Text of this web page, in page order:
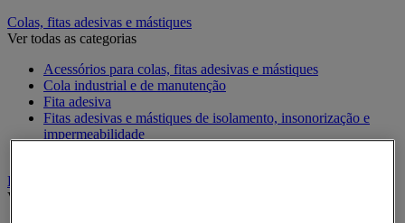
Colas, fitas adesivas e mástiques
Ver todas as categorias
Acessórios para colas, fitas adesivas e mástiques
Cola industrial e de manutenção
Fita adesiva
Fitas adesivas e mástiques de isolamento, insonorização e
impermeabilidade
Eletricidade
Ver todas as categorias